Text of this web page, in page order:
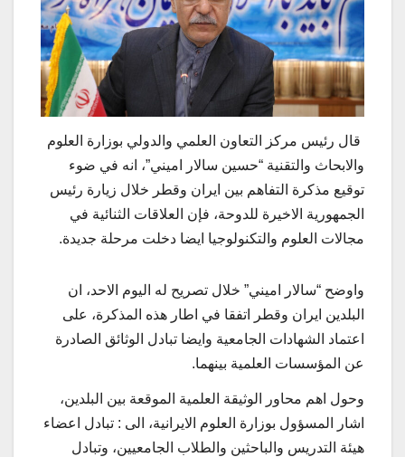
قال رئيس مركز التعاون العلمي والدولي بوزارة العلوم
والابحاث والتقنية “حسين سالار اميني”، انه في ضوء
توقيع مذكرة التفاهم بين ايران وقطر خلال زيارة رئيس
الجمهورية الاخيرة للدوحة، فإن العلاقات الثنائية في
مجالات العلوم والتكنولوجيا ايضا دخلت مرحلة جديدة.
واوضح “سالار اميني” خلال تصريح له اليوم الاحد، ان
البلدين ايران وقطر اتفقا في اطار هذه المذكرة، على
اعتماد الشهادات الجامعية وايضا تبادل الوثائق الصادرة
عن المؤسسات العلمية بينهما.
وحول اهم محاور الوثيقة العلمية الموقعة بين البلدين،
اشار المسؤول بوزارة العلوم الايرانية، الى : تبادل اعضاء
هيئة التدريس والباحثين والطلاب الجامعيين، وتبادل